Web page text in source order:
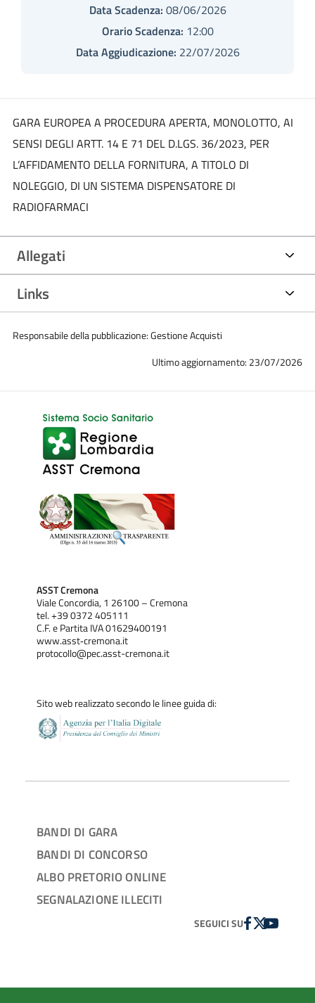
Data Scadenza: 08/06/2026
Orario Scadenza: 12:00
Data Aggiudicazione: 22/07/2026
GARA EUROPEA A PROCEDURA APERTA, MONOLOTTO, AI
SENSI DEGLI ARTT. 14 E 71 DEL D.LGS. 36/2023, PER
L’AFFIDAMENTO DELLA FORNITURA, A TITOLO DI
NOLEGGIO, DI UN SISTEMA DISPENSATORE DI
RADIOFARMACI
Allegati
Links
Responsabile della pubblicazione: Gestione Acquisti
Ultimo aggiornamento: 23/07/2026
ASST Cremona
Viale Concordia, 1 26100 – Cremona
tel. +39 0372 405111
C.F. e Partita IVA 01629400191
www.asst‐cremona.it
protocollo@pec.asst-cremona.it
Sito web realizzato secondo le linee guida di:
BANDI DI GARA
BANDI DI CONCORSO
ALBO PRETORIO ONLINE
SEGNALAZIONE ILLECITI
SEGUICI SUFACEBOOK
TWITTER
YOUTUBE